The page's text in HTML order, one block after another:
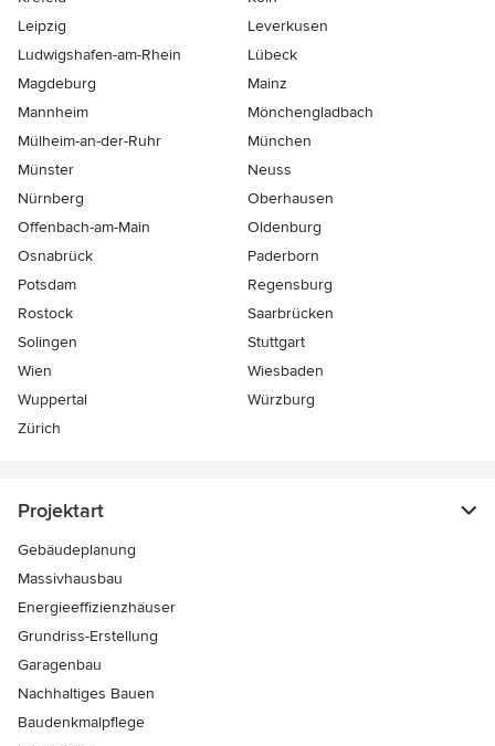
Leipzig
Leverkusen
Ludwigshafen-am-Rhein
Lübeck
Magdeburg
Mainz
Mannheim
Mönchen­gladbach
Mülheim-an-der-Ruhr
München
Münster
Neuss
Nürnberg
Oberhausen
Offenbach-am-Main
Oldenburg
Osnabrück
Paderborn
Potsdam
Regensburg
Rostock
Saarbrücken
Solingen
Stuttgart
Wien
Wiesbaden
Wuppertal
Würzburg
Zürich
Projektart
Gebäudeplanung
Massivhausbau
Energieeffizienzhäuser
Grundriss-Erstellung
Garagenbau
Nachhaltiges Bauen
Baudenkmalpflege